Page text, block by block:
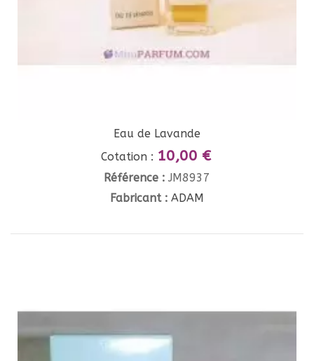
Eau de Lavande
Cotation : 10,00 €
Référence : JM8937
Fabricant : ADAM